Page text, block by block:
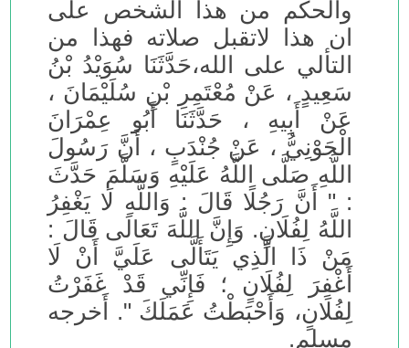
والحكم من هذا الشخص على
ان هذا لاتقبل صلاته فهذا من
التألي على الله،حَدَّثَنَا سُوَيْدُ بْنُ
سَعِيدٍ ، عَنْ مُعْتَمِرِ بْنِ سُلَيْمَانَ ،
عَنْ أَبِيهِ ، حَدَّثَنَا أَبُو عِمْرَانَ
الْجَوْنِيُّ ، عَنْ جُنْدَبٍ ، أَنَّ رَسُولَ
اللَّهِ صَلَّى اللَّهُ عَلَيْهِ وَسَلَّمَ حَدَّثَ
: " أَنَّ رَجُلًا قَالَ : وَاللَّهِ لَا يَغْفِرُ
اللَّهُ لِفُلَانٍ. وَإِنَّ اللَّهَ تَعَالَى قَالَ :
مَنْ ذَا الَّذِي يَتَأَلَّى عَلَيَّ أَنْ لَا
أَغْفِرَ لِفُلَانٍ ؛ فَإِنِّي قَدْ غَفَرْتُ
لِفُلَانٍ، وَأَحْبَطْتُ عَمَلَكَ ". أَخرجه
مسلم.